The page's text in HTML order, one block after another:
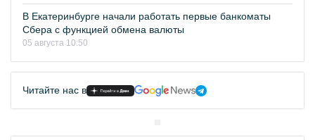
В Екатеринбурге начали работать первые банкоматы
Сбера с функцией обмена валюты
05 августа 10:50
Читайте нас в